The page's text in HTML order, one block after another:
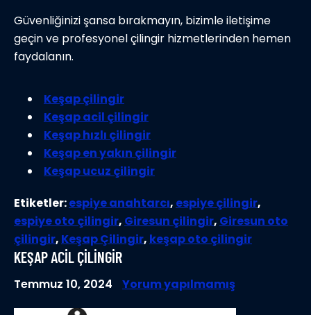
Güvenliğinizi şansa bırakmayın, bizimle iletişime
geçin ve profesyonel çilingir hizmetlerinden hemen
faydalanın.
Keşap çilingir
Keşap acil çilingir
Keşap hızlı çilingir
Keşap en yakın çilingir
Keşap ucuz çilingir
Etiketler:espiye anahtarcı, espiye çilingir,
espiye oto çilingir, Giresun çilingir, Giresun oto
çilingir, Keşap Çilingir, keşap oto çilingir
KEŞAP ACİL ÇİLİNGİR
Temmuz 10, 2024 Yorum yapılmamış